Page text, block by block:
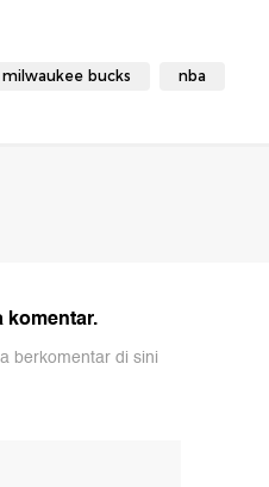
milwaukee bucks nba
komentar.
berkomentar di sini